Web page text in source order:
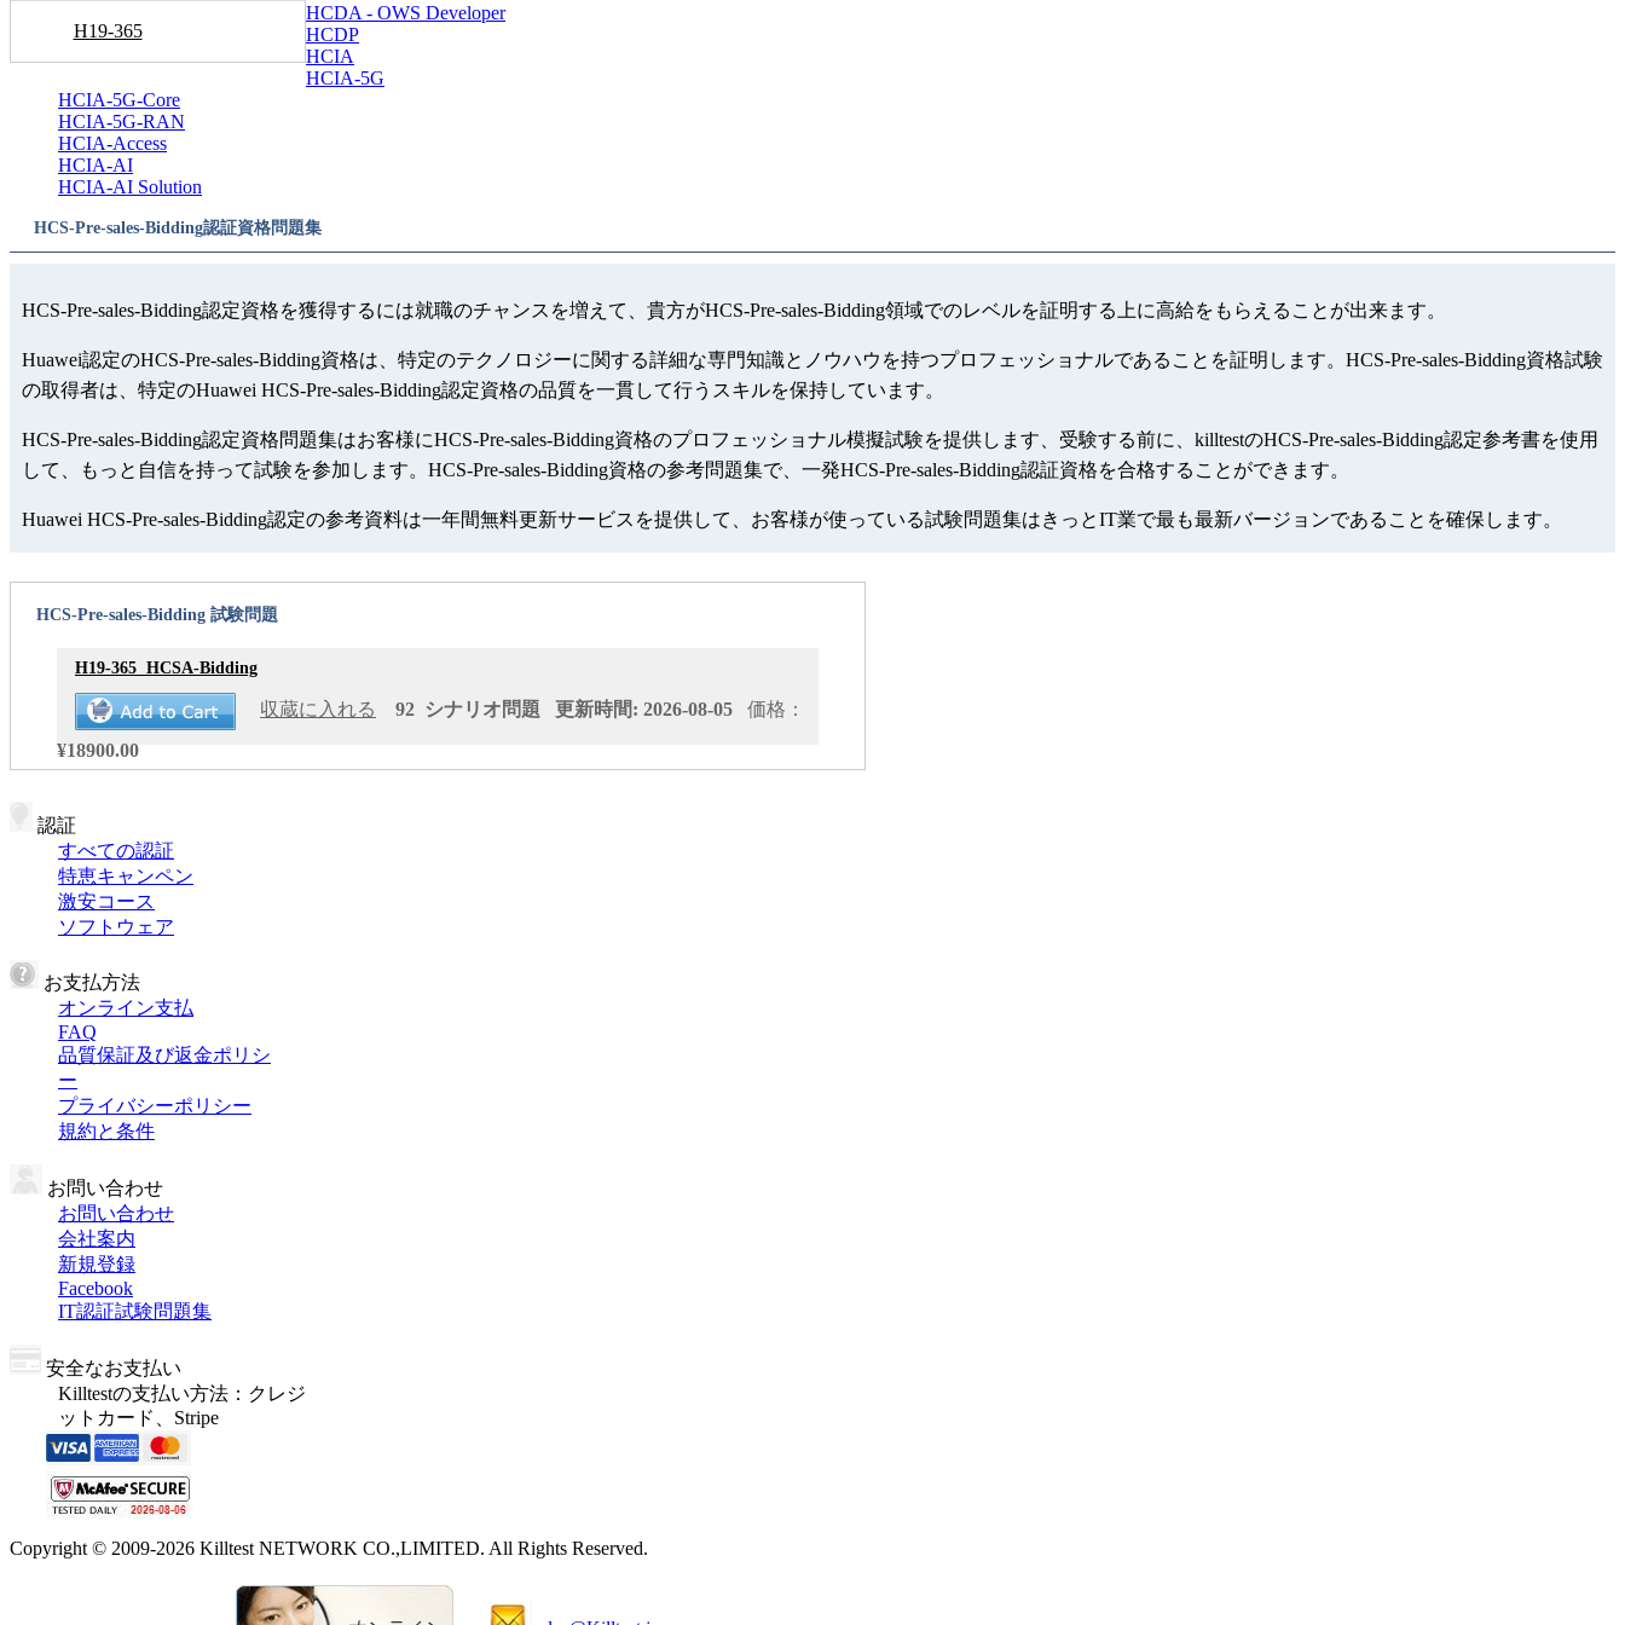
H19-365
HCDA - OWS Developer
HCDP
HCIA
HCIA-5G
HCIA-5G-Core
HCIA-5G-RAN
HCIA-Access
HCIA-AI
HCIA-AI Solution
HCS-Pre-sales-Bidding認証資格問題集
HCS-Pre-sales-Bidding認定資格を獲得するには就職のチャンスを増えて、貴方がHCS-Pre-sales-Bidding領域でのレベルを証明する上に高給をもらえることが出来ます。
Huawei認定のHCS-Pre-sales-Bidding資格は、特定のテクノロジーに関する詳細な専門知識とノウハウを持つプロフェッショナルであることを証明します。HCS-Pre-sales-Bidding資格試験
の取得者は、特定のHuawei HCS-Pre-sales-Bidding認定資格の品質を一貫して行うスキルを保持しています。
HCS-Pre-sales-Bidding認定資格問題集はお客様にHCS-Pre-sales-Bidding資格のプロフェッショナル模擬試験を提供します、受験する前に、killtestのHCS-Pre-sales-Bidding認定参考書を使用
して、もっと自信を持って試験を参加します。HCS-Pre-sales-Bidding資格の参考問題集で、一発HCS-Pre-sales-Bidding認証資格を合格することができます。
Huawei HCS-Pre-sales-Bidding認定の参考資料は一年間無料更新サービスを提供して、お客様が使っている試験問題集はきっとIT業で最も最新バージョンであることを確保します。
HCS-Pre-sales-Bidding 試験問題
H19-365 HCSA-Bidding
収蔵に入れる 92 シナリオ問題 更新時間: 2026-08-05
価格：
¥18900.00
認証
すべての認証
特恵キャンペン
激安コース
ソフトウェア
お支払方法
オンライン支払
FAQ
品質保証及び返金ポリシ
ー
プライバシーポリシー
規約と条件
お問い合わせ
お問い合わせ
会社案内
新規登録
Facebook
IT認証試験問題集
安全なお支払い
Killtestの支払い方法：クレジ
ットカード、Stripe
Copyright © 2009-2026 Killtest NETWORK CO.,LIMITED. All Rights Reserved.